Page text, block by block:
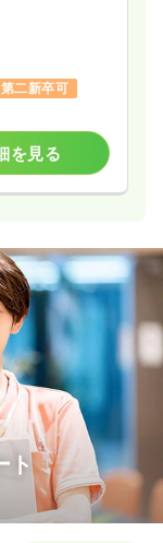
第二新卒可
を見る
ト